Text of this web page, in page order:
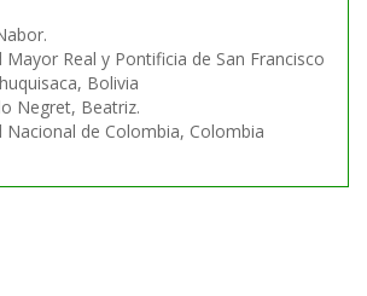
Mayor Real y Pontificia de San Francisco
Bolivia
Negret, Beatriz.
Nacional de Colombia, Colombia